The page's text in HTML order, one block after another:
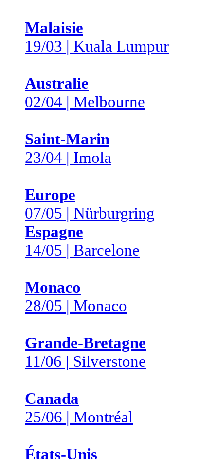
Malaisie
19/03 | Kuala Lumpur
Australie
02/04 | Melbourne
Saint-Marin
23/04 | Imola
Europe
07/05 | Nürburgring
Espagne
14/05 | Barcelone
Monaco
28/05 | Monaco
Grande-Bretagne
11/06 | Silverstone
Canada
25/06 | Montréal
États-Unis